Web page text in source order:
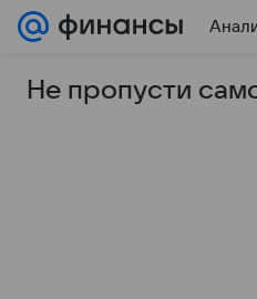
30 сентября 2025 Газета.Ру
Не пропусти